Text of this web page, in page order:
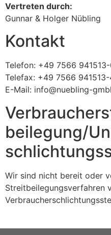
Vertreten durch:
Gunnar & Holger Nübling
Kontakt
Telefon: +49 7566
Telefax: +49 7566
E-Mail: info@nuebling-
beilegung/
Wir sind nicht bereit oder
Streitbeilegungsverfahren